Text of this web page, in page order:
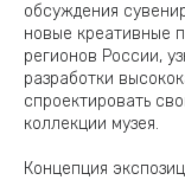
обсуждения
новые креативные
регионов России,
разработки
спроектировать
коллекции музея.
Концепция